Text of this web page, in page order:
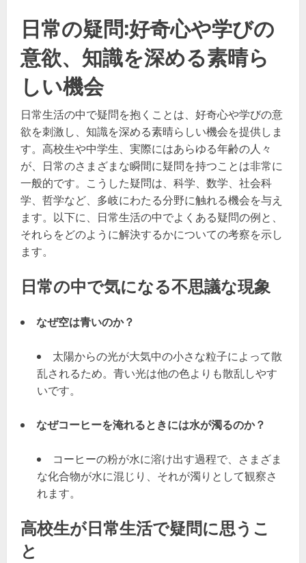
日常の疑問:好奇心や学びの
意欲、知識を深める素晴ら
しい機会
日常生活の中で疑問を抱くことは、好奇心や学びの意
欲を刺激し、知識を深める素晴らしい機会を提供しま
す。高校生や中学生、実際にはあらゆる年齢の人々
が、日常のさまざまな瞬間に疑問を持つことは非常に
一般的です。こうした疑問は、科学、数学、社会科
学、哲学など、多岐にわたる分野に触れる機会を与え
ます。以下に、日常生活の中でよくある疑問の例と、
それらをどのように解決するかについての考察を示し
ます。
日常の中で気になる不思議な現象
なぜ空は青いのか？
太陽からの光が大気中の小さな粒子によって散
乱されるため。青い光は他の色よりも散乱しやす
いです。
なぜコーヒーを淹れるときには水が濁るのか？
コーヒーの粉が水に溶け出す過程で、さまざま
な化合物が水に混じり、それが濁りとして観察さ
れます。
高校生が日常生活で疑問に思うこ
と